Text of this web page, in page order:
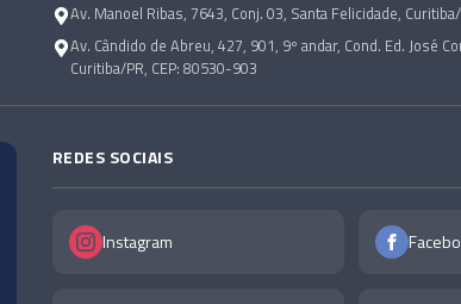
Av. Manoel Ribas, 7643, Conj. 03, Santa Felicidade,
Av. Cândido de Abreu, 427, 901, 9º andar, Cond. Ed. José
Curitiba/PR, CEP: 80530-903
REDES SOCIAIS
Instagram